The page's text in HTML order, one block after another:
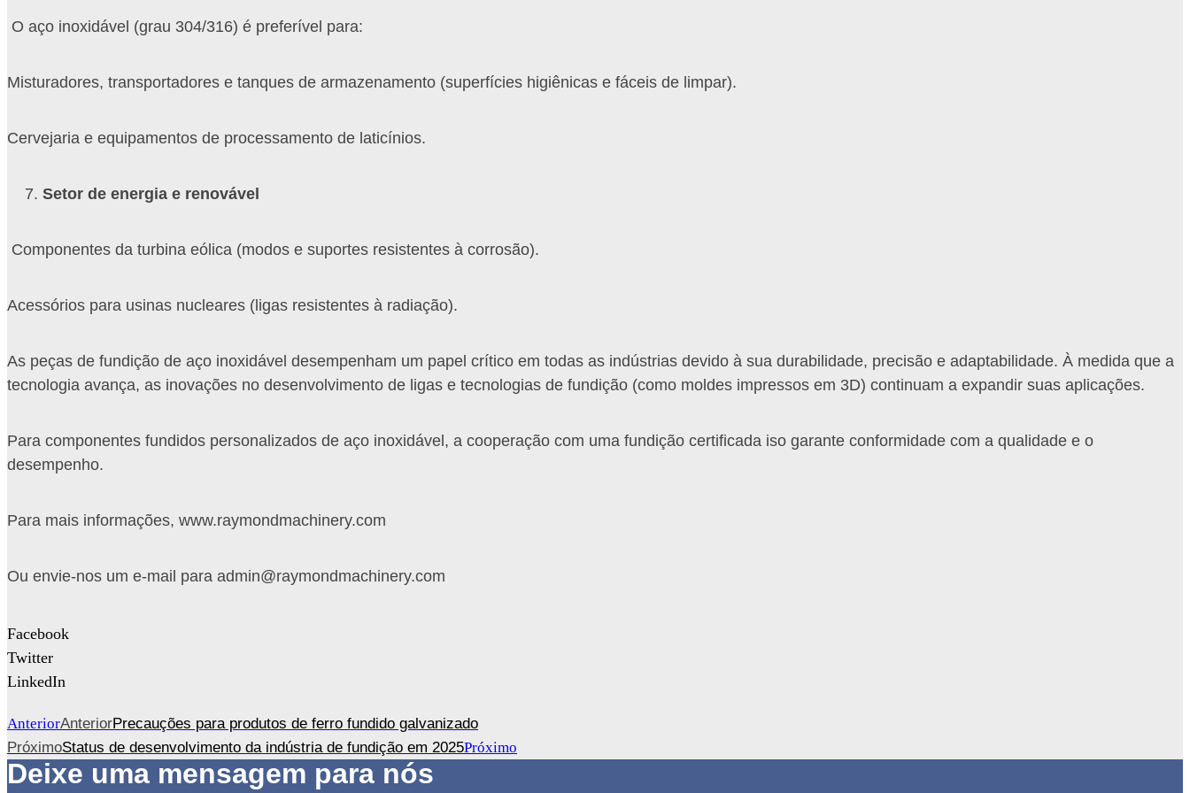
O aço inoxidável (grau 304/316) é preferível para:
Misturadores, transportadores e tanques de armazenamento (superfícies higiênicas e fáceis de limpar).
Cervejaria e equipamentos de processamento de laticínios.
Setor de energia e renovável
Componentes da turbina eólica (modos e suportes resistentes à corrosão).
Acessórios para usinas nucleares (ligas resistentes à radiação).
As peças de fundição de aço inoxidável desempenham um papel crítico em todas as indústrias devido à sua durabilidade, precisão e adaptabilidade. À medida que a
tecnologia avança, as inovações no desenvolvimento de ligas e tecnologias de fundição (como moldes impressos em 3D) continuam a expandir suas aplicações.
Para componentes fundidos personalizados de aço inoxidável, a cooperação com uma fundição certificada iso garante conformidade com a qualidade e o
desempenho.
Para mais informações, www.raymondmachinery.com
Ou envie-nos um e-mail para admin@raymondmachinery.com
Facebook
Twitter
LinkedIn
AnteriorAnteriorPrecauções para produtos de ferro fundido galvanizado
PróximoStatus de desenvolvimento da indústria de fundição em 2025Próximo
Deixe uma mensagem para nós